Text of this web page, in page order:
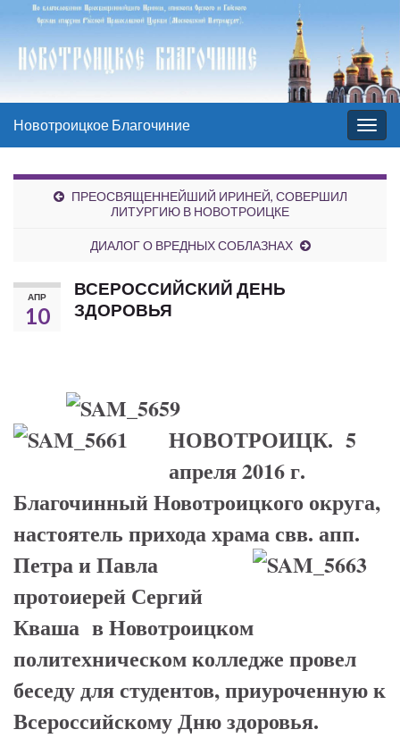
Вкл/
выкл
Новотроицкое Благочиние
ПРЕОСВЯЩЕННЕЙШИЙ ИРИНЕЙ, СОВЕРШИЛ
ЛИТУРГИЮ В НОВОТРОИЦКЕ
ДИАЛОГ О ВРЕДНЫХ СОБЛАЗНАХ
АПР
10
ВСЕРОССИЙСКИЙ ДЕНЬ
ЗДОРОВЬЯ
НОВОТРОИЦК. 5
апреля 2016 г.
Благочинный Новотроицкого округа,
настоятель прихода храмасвв. апп.
Петра и Павла
протоиерей Сергий
Кваша в Новотроицком
политехническом колледже провел
беседу для студентов, приуроченную к
Всероссийскому Дню здоровья.